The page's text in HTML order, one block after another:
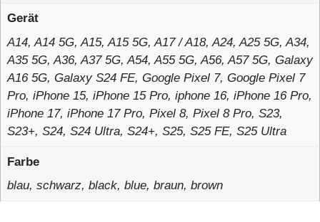
Gerät
A14, A14 5G, A15, A15 5G, A17 / A18, A24, A25 5G, A34,
A35 5G, A36, A37 5G, A54, A55 5G, A56, A57 5G, Galaxy
A16 5G, Galaxy S24 FE, Google Pixel 7, Google Pixel 7
Pro, iPhone 15, iPhone 15 Pro, iphone 16, iPhone 16 Pro,
iPhone 17, iPhone 17 Pro, Pixel 8, Pixel 8 Pro, S23,
S23+, S24, S24 Ultra, S24+, S25, S25 FE, S25 Ultra
Farbe
blau, schwarz, black, blue, braun, brown